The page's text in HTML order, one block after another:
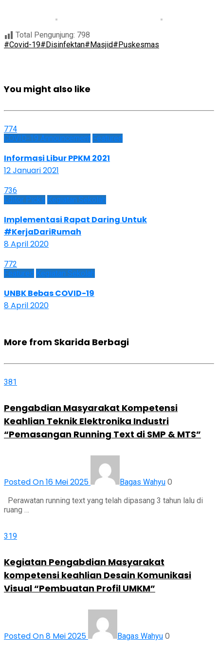
Total Pengunjung: 798
#Covid-19#Disinfektan#Masjid#Puskesmas
You might also like
774
COVID-19 Announcement Featured
Informasi Libur PPKM 2021
12 Januari 2021
736
Editor Picks Kegiatan Sekolah
Implementasi Rapat Daring Untuk
#KerjaDariRumah
8 April 2020
772
Featured Kegiatan Sekolah
UNBK Bebas COVID-19
8 April 2020
More from Skarida Berbagi
381
Pengabdian Masyarakat Kompetensi
Keahlian Teknik Elektronika Industri
“Pemasangan Running Text di SMP & MTS”
Posted On 16 Mei 2025 Bagas Wahyu 0
Perawatan running text yang telah dipasang 3 tahun lalu di
ruang …
319
Kegiatan Pengabdian Masyarakat
kompetensi keahlian Desain Komunikasi
Visual “Pembuatan Profil UMKM”
Posted On 8 Mei 2025 Bagas Wahyu 0